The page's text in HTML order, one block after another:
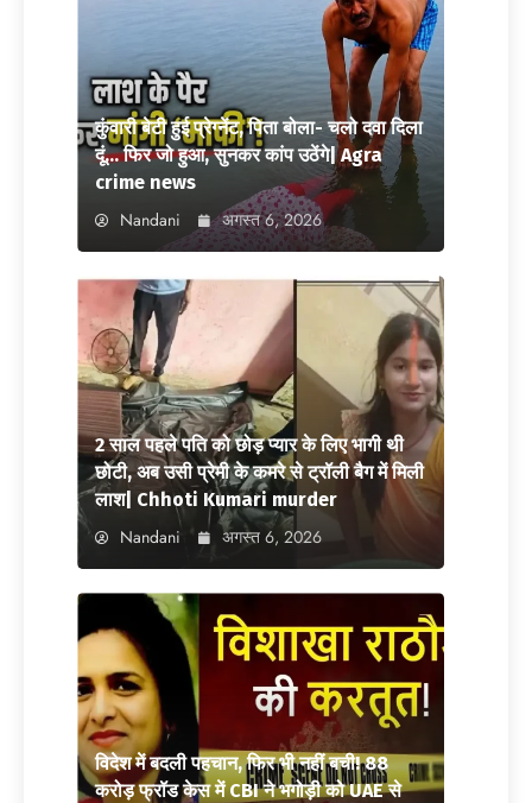
कुंवारी बेटी हुई प्रेग्नेंट, पिता बोला- चलो दवा दिला
दूं… फिर जो हुआ, सुनकर कांप उठेंगे| Agra
crime news
Nandani अगस्त 6, 2026
2 साल पहले पति को छोड़ प्यार के लिए भागी थी
छोटी, अब उसी प्रेमी के कमरे से ट्रॉली बैग में मिली
लाश| Chhoti Kumari murder
Nandani अगस्त 6, 2026
विदेश में बदली पहचान, फिर भी नहीं बची! 88
करोड़ फ्रॉड केस में CBI ने भगोड़ी को UAE से